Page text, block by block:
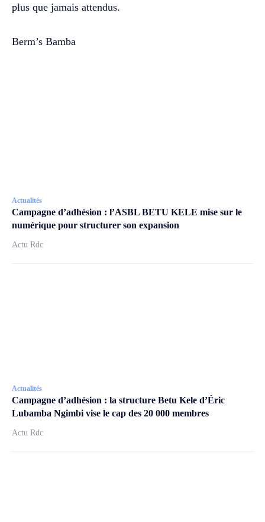
plus que jamais attendus.
Berm’s Bamba
Actualités
Campagne d’adhésion : l’ASBL BETU KELE mise sur le
numérique pour structurer son expansion
Actu Rdc
Actualités
Campagne d’adhésion : la structure Betu Kele d’Éric
Lubamba Ngimbi vise le cap des 20 000 membres
Actu Rdc